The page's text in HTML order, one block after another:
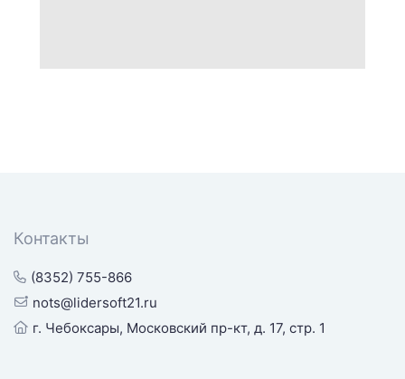
Контакты
(8352) 755-866
nots@lidersoft21.ru
г. Чебоксары, Московский пр-кт, д. 17, стр. 1